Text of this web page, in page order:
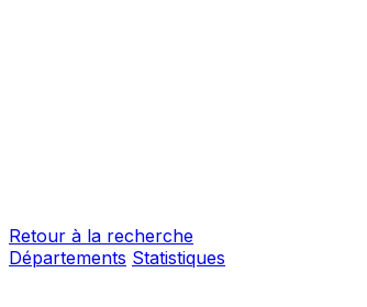
Retour à la recherche
Départements Statistiques